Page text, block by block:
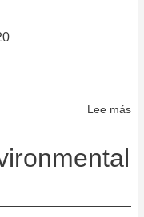
Lee más